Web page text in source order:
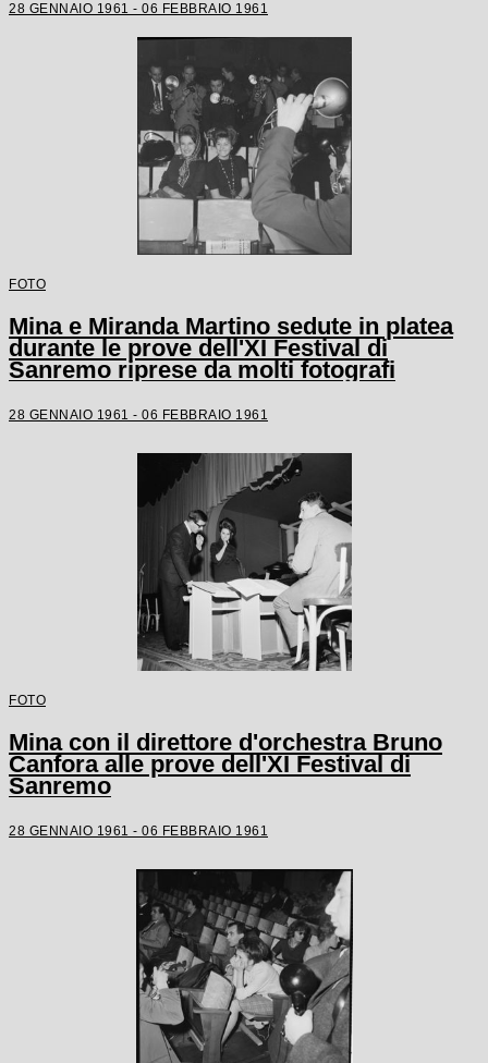
28 GENNAIO 1961 - 06 FEBBRAIO 1961
FOTO
Mina e Miranda Martino sedute in platea
durante le prove dell'XI Festival di
Sanremo riprese da molti fotografi
28 GENNAIO 1961 - 06 FEBBRAIO 1961
FOTO
Mina con il direttore d'orchestra Bruno
Canfora alle prove dell'XI Festival di
Sanremo
28 GENNAIO 1961 - 06 FEBBRAIO 1961